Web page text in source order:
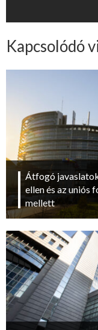
Kapcsolódó
Átfogó
ellen és az uniós
mellett